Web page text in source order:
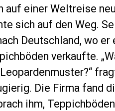
einer Weltreise
sich auf den Weg.
Deutschland, wo er
verkaufte.
Die Firma fand
ihm,